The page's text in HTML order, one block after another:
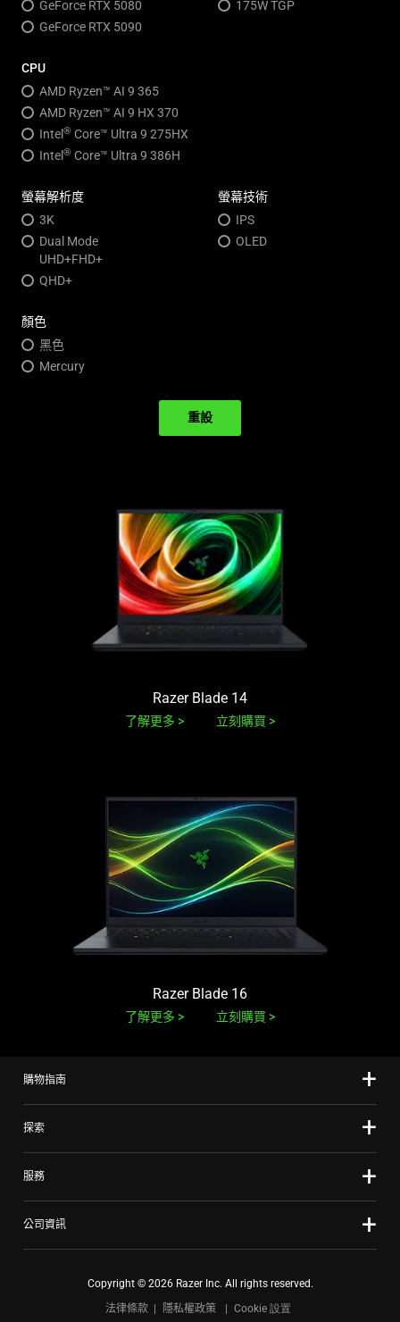
GeForce RTX 5080
GeForce RTX 5090
175W TGP
CPU
AMD Ryzen™ AI 9 365
AMD Ryzen™ AI 9 HX 370
Intel ® Core™ Ultra 9 275HX
Intel ® Core™ Ultra 9 386H
螢幕解析度
3K
Dual Mode
UHD+FHD+
QHD+
螢幕技術
IPS
OLED
顏色
黑色
Mercury
重設
Razer Blade 14
了解更多 立刻購買
Razer Blade 16
了解更多 立刻購買
購物指南
探索
服務
公司資訊
Copyright © 2026 Razer Inc. All rights reserved.
法律條款
隱私權政策 Cookie 設置